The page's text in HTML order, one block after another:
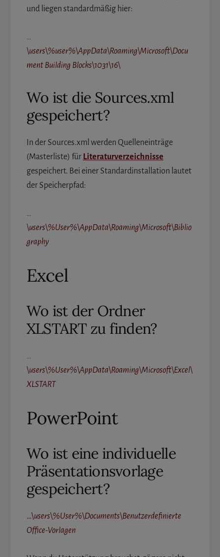
und liegen standardmäßig hier:
…
\users\%user%\AppData\Roaming\Microsoft\Docu
ment Building Blocks\1031\16\
Wo ist die Sources.xml
gespeichert?
In der Sources.xml werden Quelleneinträge
(Masterliste) für Literaturverzeichnisse
gespeichert. Bei einer Standardinstallation lautet
der Speicherpfad:
…
\users\%User%\AppData\Roaming\Microsoft\Biblio
graphy
Excel
Wo ist der Ordner
XLSTART zu finden?
…
\users\%User%\AppData\Roaming\Microsoft\Excel\
XLSTART
PowerPoint
Wo ist eine individuelle
Präsentationsvorlage
gespeichert?
…\users\%User%\Documents\Benutzerdefinierte
Office-Vorlagen